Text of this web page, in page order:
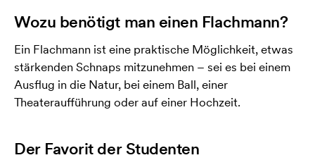
Wozu benötigt man einen Flachmann?
Ein Flachmann ist eine praktische Möglichkeit, etwas
stärkenden Schnaps mitzunehmen – sei es bei einem
Ausflug in die Natur, bei einem Ball, einer
Theateraufführung oder auf einer Hochzeit.
Der Favorit der Studenten